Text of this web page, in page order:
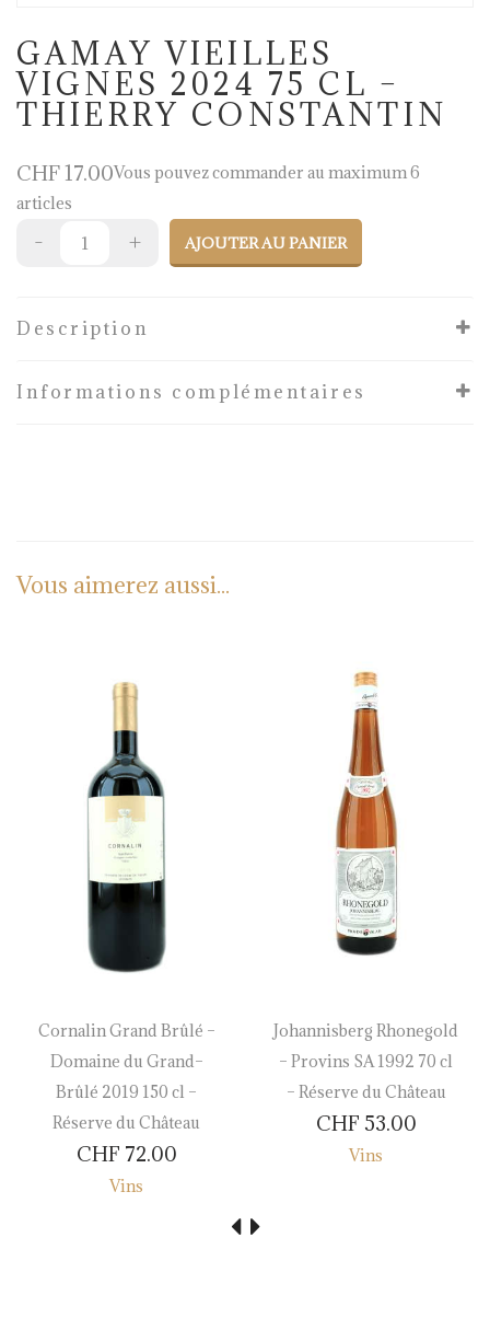
GAMAY VIEILLES
VIGNES 2024 75 CL –
THIERRY CONSTANTIN
CHF17.00Vous pouvez commander au maximum 6
articles
AJOUTER AU PANIER
Description
Informations complémentaires
Vous aimerez aussi...
Cornalin Grand Brûlé –
Domaine du Grand–
Brûlé 2019 150 cl –
Réserve du Château
CHF 72.00
Vins
Johannisberg Rhonegold
– Provins SA 1992 70 cl
– Réserve du Château
CHF 53.00
Vins